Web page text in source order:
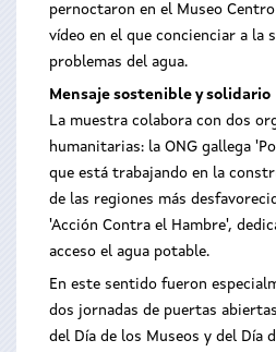
pernoctaron en el Museo
vídeo en el que concienciar a la
problemas del agua.
Mensaje sostenible y solidario
La muestra colabora con dos
humanitarias: la ONG gallega
que está trabajando en la
de las regiones más
'Acción Contra el Hambre',
acceso el agua potable.
En este sentido fueron
dos jornadas de puertas
del Día de los Museos y del Día